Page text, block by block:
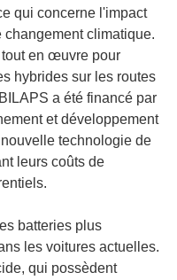
qui concerne l'impact
climatique.
tout en œuvre pour
hybrides sur les routes
a été financé par
et développement
technologie de
leurs coûts de
batteries plus
les voitures actuelles.
qui possèdent